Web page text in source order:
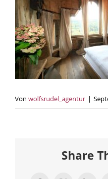
Von wolfsrudel_agentur |
Share